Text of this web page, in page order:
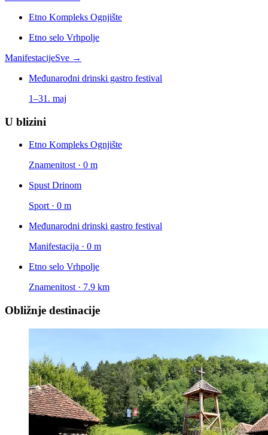
Etno Kompleks Ognjište
Etno selo Vrhpolje
ManifestacijeSve →
Međunarodni drinski gastro festival
1–31. maj
U blizini
Etno Kompleks Ognjište
Znamenitost · 0 m
Spust Drinom
Sport · 0 m
Međunarodni drinski gastro festival
Manifestacija · 0 m
Etno selo Vrhpolje
Znamenitost · 7.9 km
Obližnje destinacije